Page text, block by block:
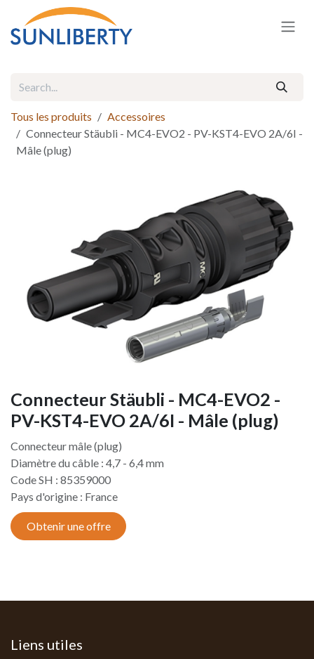
Skip to Content
Tous les produits
Accessoires
Connecteur Stäubli - MC4-EVO2 - PV-KST4-EVO 2A/6I -
Mâle (plug)
Connecteur Stäubli - MC4-EVO2 -
PV-KST4-EVO 2A/6I - Mâle (plug)
Connecteur mâle (plug)
Diamètre du câble : 4,7 - 6,4 mm
Code SH : 85359000
Pays d'origine : France
Obtenir une offre
Liens utiles